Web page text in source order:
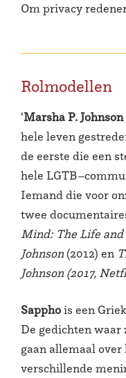
Om privacy
Rolmodellen
‘Marsha P. Johnson
hele leven
de eerste die een
hele LGTB–
Iemand die voor
twee
Mind: The Life
Johnson(2012) en
Johnson (2017,
Sapphois een
De gedichten waar
gaan allemaal
verschillende